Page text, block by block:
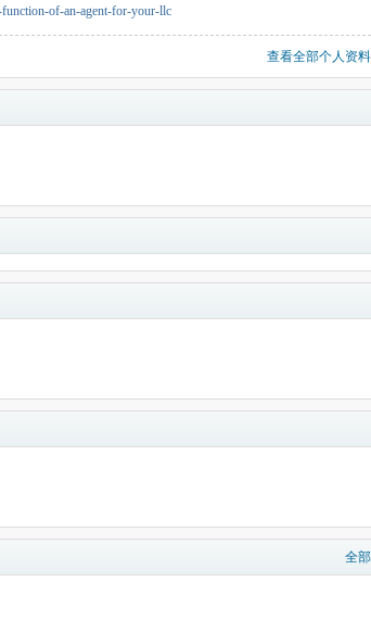
function-of-an-agent-for-your-llc
查看全部个人资料
全部